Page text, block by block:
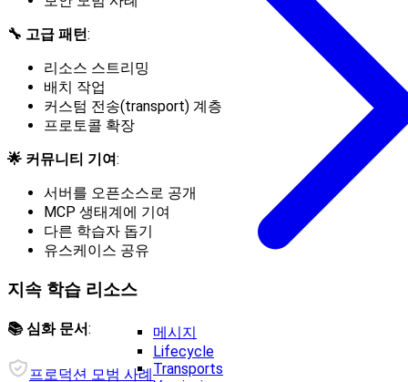
메시지
Lifecycle
Transports
🔧 고급 패턴:
리소스 스트리밍
배치 작업
커스텀 전송(transport) 계층
프로토콜 확장
🌟 커뮤니티 기여:
서버를 오픈소스로 공개
MCP 생태계에 기여
다른 학습자 돕기
유스케이스 공유
지속 학습 리소스
📚 심화 문서:
프로덕션 모범 사례